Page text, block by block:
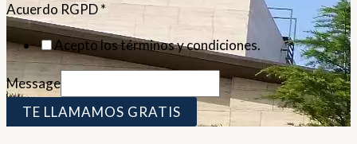
Acuerdo RGPD*
Acepto los términos y condiciones.
Message
TE LLAMAMOS GRATIS